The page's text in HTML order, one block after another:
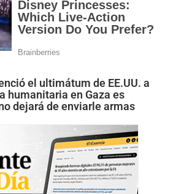
el ultimátum de EE.UU. a
humanitaria en Gaza es
dejará de enviarle armas